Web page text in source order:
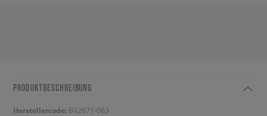
PRODUKTBESCHREIBUNG
Herstellercode: BV2671-063